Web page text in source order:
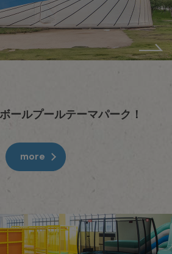
ールプールテーマパーク！
more